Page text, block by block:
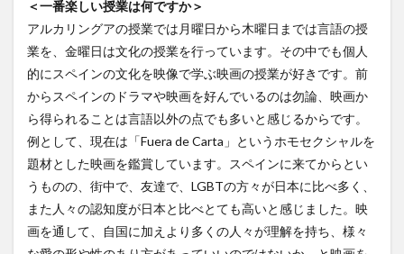
＜一番楽しい授業は何ですか＞
アルカリングアの授業では月曜日から木曜日までは言語の授
業を、金曜日は文化の授業を行っています。その中でも個人
的にスペインの文化を映像で学ぶ映画の授業が好きです。前
からスペインのドラマや映画を好んでいるのは勿論、映画か
ら得られることは言語以外の点でも多いと感じるからです。
例として、現在は「Fuera de Carta」というホモセクシャルを
題材とした映画を鑑賞しています。スペインに来てからとい
うものの、街中で、友達で、LGBTの方々が日本に比べ多く、
また人々の認知度が日本と比べとても高いと感じました。映
画を通して、自国に加えより多くの人々が理解を持ち、様々
スペイン留学
スペイン語
ソウル女子大学校
ソウル女子大学校留学
ダーラナ大学留学
ダブル・ディグリー・プログラム
フランス
フランス留学
ベトナム
ベトナム国家大学
ベトナム国家大学ハノイ人文社会科学大学留学
ベトナム航空
ベトナム観光
ベトナム語
ボストン留学
ボランティア